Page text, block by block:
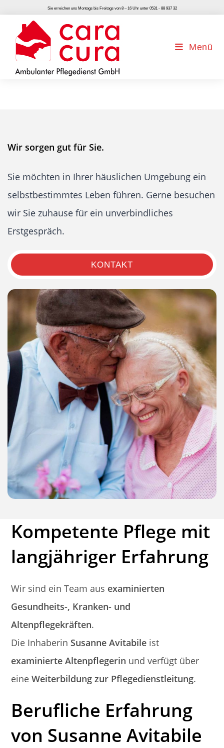
springen
Sie erreichen uns Montags bis Freitags von 8 – 16 Uhr unter 0531 - 88 937 32
Menü
Wir sorgen gut für Sie.
Sie möchten in Ihrer häuslichen Umgebung ein
selbstbestimmtes Leben führen. Gerne besuchen
wir Sie zuhause für ein unverbindliches
Erstgespräch.
KONTAKT
Kompetente Pflege mit
langjähriger Erfahrung
Wir sind ein Team aus examinierten
Gesundheits-, Kranken- und
Altenpflegekräften.
Die Inhaberin Susanne Avitabile ist
examinierte Altenpflegerin und verfügt über
eineWeiterbildung zur Pflegedienstleitung.
Berufliche Erfahrung
von Susanne Avitabile